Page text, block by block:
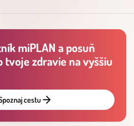
miPLAN a posuň
tvoje zdravie na vyššiu
cestu